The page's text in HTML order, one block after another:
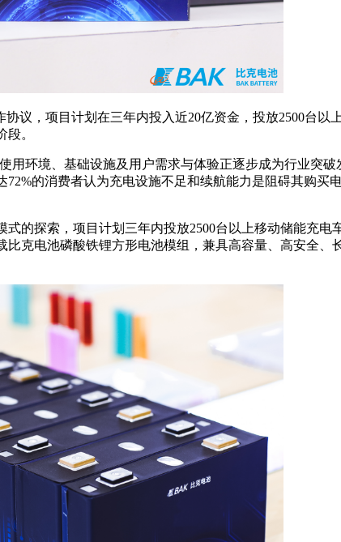
议，项目计划在三年内投入近20亿资金，投放2500台以
。
用环境、基础设施及用户需求与体验正逐步成为行业突
的消费者认为充电设施不足和续航能力是阻碍其购买
的探索，项目计划三年内投放2500台以上移动储能充
克电池磷酸铁锂方形电池模组，兼具高容量、高安全、